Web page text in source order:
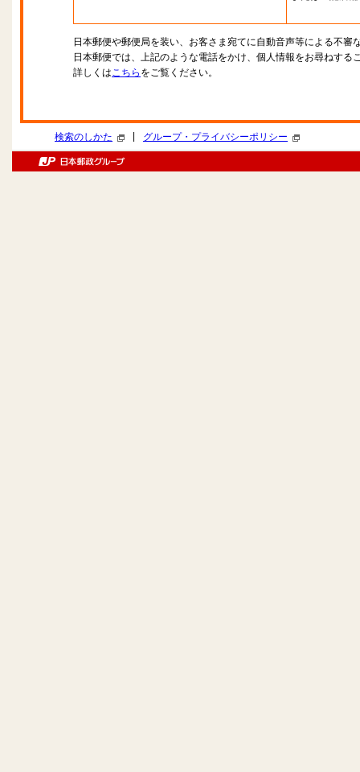
日本郵便や郵便局を装い、お客さま宛てに自動音声等による不審
日本郵便では、上記のような電話をかけ、個人情報をお尋ねする
詳しくはこちら をご覧ください。
検索のしかた グループ・プライバシーポリシー